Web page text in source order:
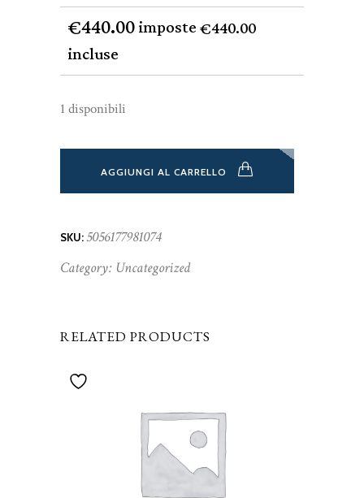
€440.00imposte€440.00
incluse
1 disponibili
AGGIUNGI AL CARRELLO
SKU: 5056177981074
Category: Uncategorized
RELATED PRODUCTS